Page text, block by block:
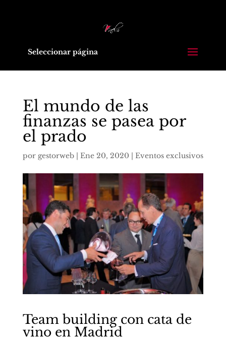
Seleccionar página
El mundo de las
finanzas se pasea por
el prado
por gestorweb| Ene 20, 2020 | Eventos exclusivos
Team building con cata de
vino en Madrid